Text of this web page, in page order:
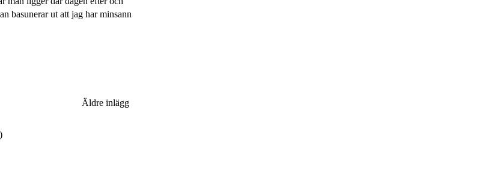
basunerar ut att jag har minsann
Äldre inlägg